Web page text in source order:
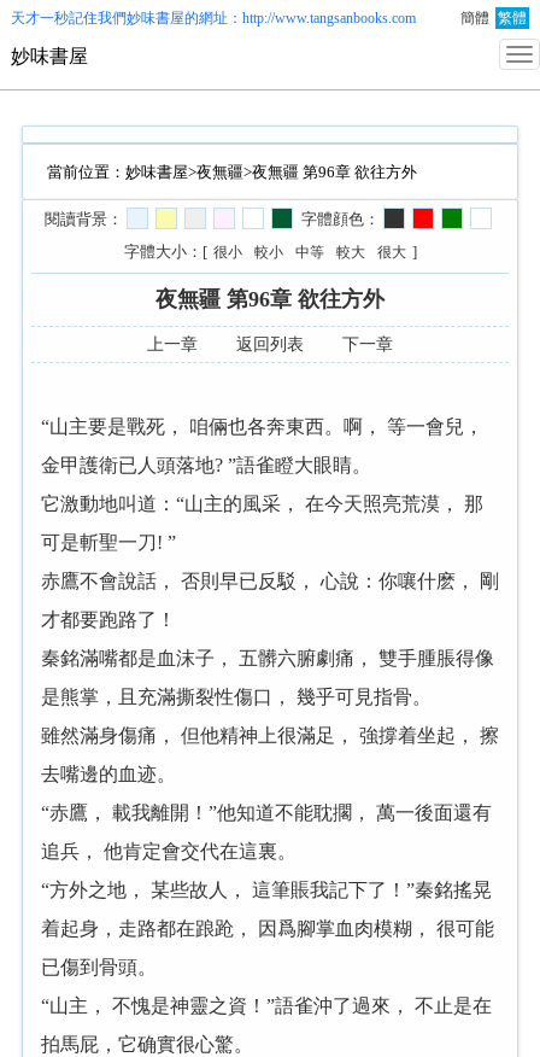
天才一秒記住我們妙味書屋的網址：http://www.tangsanbooks.com 簡體 繁體
妙味書屋
當前位置： 妙味書屋>夜無疆>夜無疆 第96章 欲往方外
閱讀背景：
字體顔色：
字體大小：[ 很小 較小 中等 較大 很大 ]
夜無疆 第96章 欲往方外
上一章 返回列表 下一章
“山主要是戰死， 咱倆也各奔東西。啊， 等一會兒，
金甲護衛已人頭落地? ”語雀瞪大眼睛。
它激動地叫道：“山主的風采， 在今天照亮荒漠， 那
可是斬聖一刀! ”
赤鷹不會說話， 否則早已反駁， 心說：你嚷什麽， 剛
才都要跑路了！
秦銘滿嘴都是血沫子， 五髒六腑劇痛， 雙手腫脹得像
是熊掌，且充滿撕裂性傷口， 幾乎可見指骨。
雖然滿身傷痛， 但他精神上很滿足， 強撐着坐起， 擦
去嘴邊的血迹。
“赤鷹， 載我離開！”他知道不能耽擱， 萬一後面還有
追兵， 他肯定會交代在這裏。
“方外之地， 某些故人， 這筆賬我記下了！”秦銘搖晃
着起身，走路都在踉跄， 因爲腳掌血肉模糊， 很可能
已傷到骨頭。
“山主， 不愧是神靈之資！”語雀沖了過來， 不止是在
拍馬屁，它确實很心驚。